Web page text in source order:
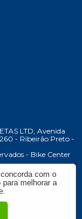
LTD, Avenida
- Ribeirão Preto -
- Bike Center
com o
melhorar a